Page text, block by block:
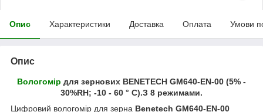
Опис Характеристики Доставка Оплата Умови
Опис
Вологомір для зернових BENETECH GM640-EN-00 (5% -
30%RH; -10 - 60 ° C).З 8 режимами.
Цифровий вологомір для зерна Benetech GM640-EN-00